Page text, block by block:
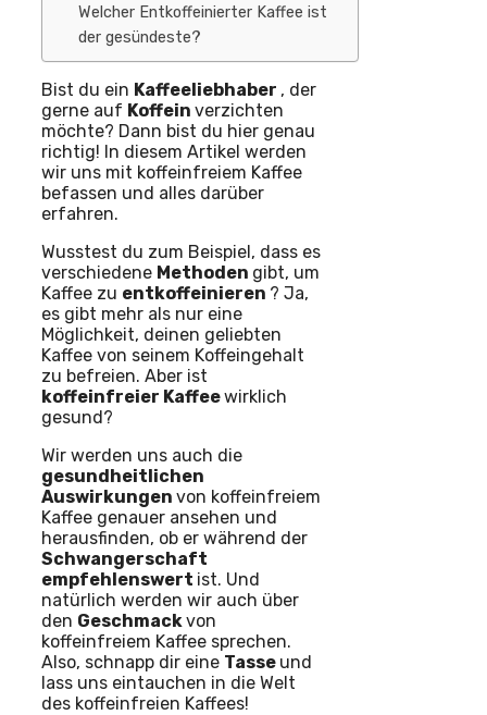
Welcher Entkoffeinierter Kaffee ist
der gesündeste?
Bist du ein Kaffeeliebhaber , der
gerne auf Koffein verzichten
möchte? Dann bist du hier genau
richtig! In diesem Artikel werden
wir uns mit koffeinfreiem Kaffee
befassen und alles darüber
erfahren.
Wusstest du zum Beispiel, dass es
verschiedene Methoden gibt, um
Kaffee zu entkoffeinieren ? Ja,
es gibt mehr als nur eine
Möglichkeit, deinen geliebten
Kaffee von seinem Koffeingehalt
zu befreien. Aber ist
koffeinfreier Kaffeewirklich
gesund?
Wir werden uns auch die
gesundheitlichen
Auswirkungen von koffeinfreiem
Kaffee genauer ansehen und
herausfinden, ob er während der
Schwangerschaft
empfehlenswert ist. Und
natürlich werden wir auch über
den Geschmack von
koffeinfreiem Kaffee sprechen.
Also, schnapp dir eine Tasse und
lass uns eintauchen in die Welt
des koffeinfreien Kaffees!